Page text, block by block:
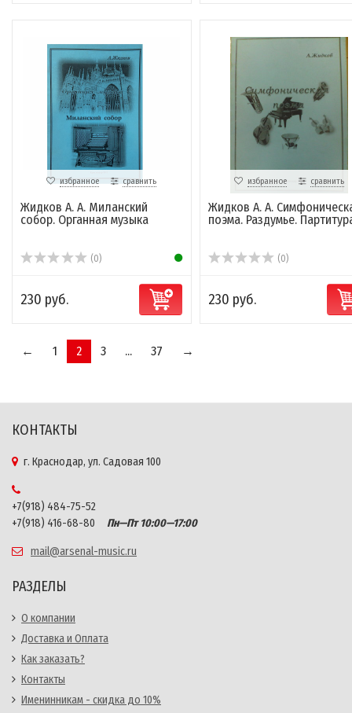
избранное сравнить
Жидков А. А. Миланский
собор. Органная музыка
(0)
230 руб.
избранное сравнить
Жидков А. А.
поэма. Раздумье.
(0)
230 руб.
← 1 2 3 ... 37 →
КОНТАКТЫ
г. Краснодар, ул. Садовая 100
+7(918) 484-75-52
+7(918) 416-68-80
Пн—Пт 10:00—17:00
mail@arsenal-music.ru
РАЗДЕЛЫ
О компании
Доставка и Оплата
Как заказать?
Контакты
Именинникам - скидка до 10%